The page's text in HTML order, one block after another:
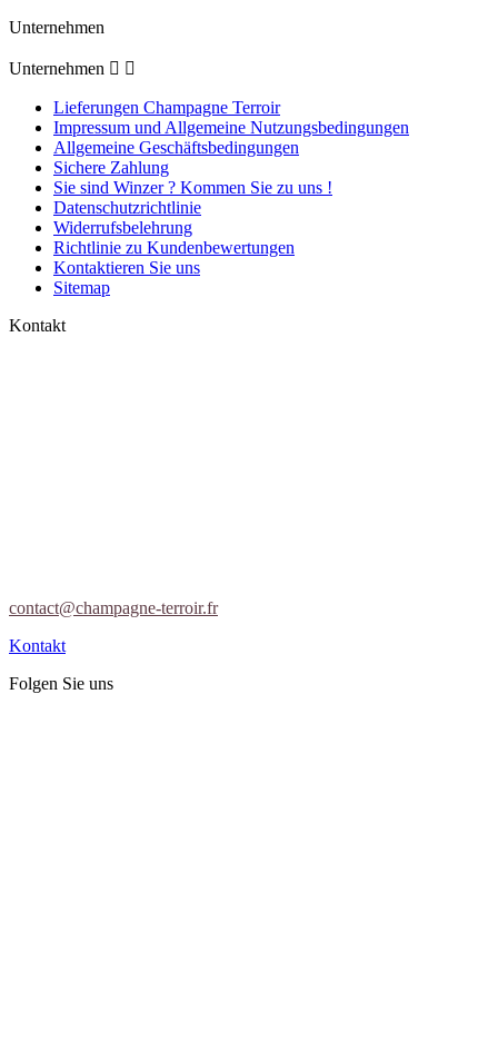
Unternehmen
Unternehmen  
Lieferungen Champagne Terroir
Impressum und Allgemeine Nutzungsbedingungen
Allgemeine Geschäftsbedingungen
Sichere Zahlung
Sie sind Winzer ? Kommen Sie zu uns !
Datenschutzrichtlinie
Widerrufsbelehrung
Richtlinie zu Kundenbewertungen
Kontaktieren Sie uns
Sitemap
Kontakt
contact@champagne-terroir.fr
Kontakt
Folgen Sie uns